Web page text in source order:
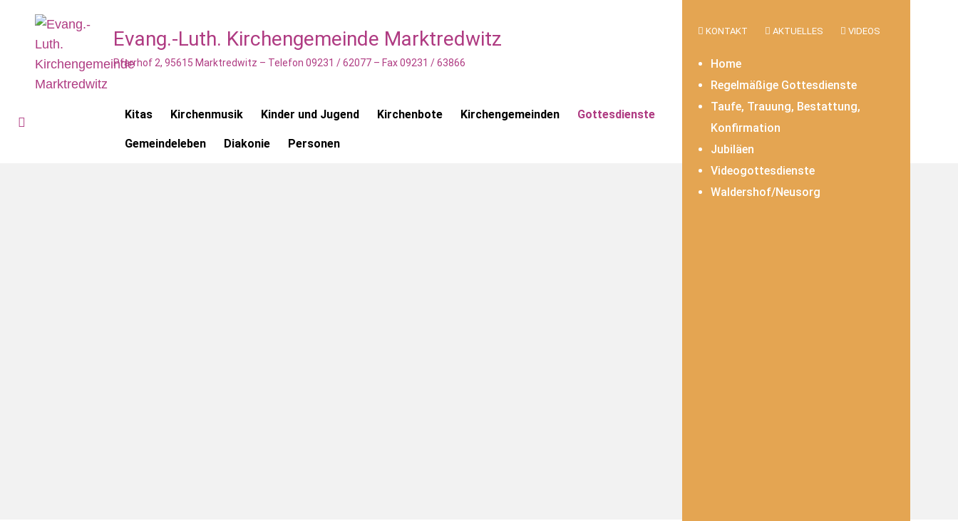
Evang.-Luth. Kirchengemeinde Marktredwitz
Pfarrhof 2, 95615 Marktredwitz – Telefon 09231 / 62077 – Fax 09231 / 63866
KONTAKT AKTUELLES VIDEOS
Home
Regelmäßige Gottesdienste
Taufe, Trauung, Bestattung,
Konfirmation
Jubiläen
Videogottesdienste
Waldershof/Neusorg
Kitas Kirchenmusik Kinder und Jugend Kirchenbote Kirchengemeinden Gottesdienste
Gemeindeleben Diakonie Personen